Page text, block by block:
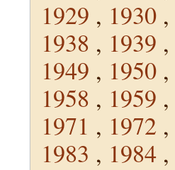
1929 , 1930 ,
1938 , 1939 ,
1949 , 1950 ,
1958 , 1959 ,
1971 , 1972 ,
1983 , 1984 ,